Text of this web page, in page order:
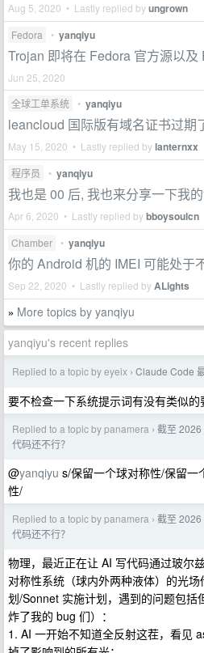
Aug 5, 2020 • Lastly replied byungrown
Fedora • yanqiyu
Trojan 即将在 Fedora 官方源以及
Jun 25, 2020
全球工单系统
• yanqiyu
leancloud 国际版有域名证书过期
May 15, 2020 • Lastly replied bylanternxx
程序员 • yanqiyu
我也是 00 后, 我也来分享一下我
Apr 6, 2020 • Lastly replied bybboysoulcn
Chamber • yanqiyu
你的 Android 机的 IMEI 可能处于
Sep 22, 2020 • Lastly replied byALights
» More topics by yanqiyu
yanqiyu's recent replies
Replied to a topic by eyeix › Claude Code
要不检查一下系统提示词有没有类似的
Replied to a topic by panamera › 截至 2026
代码还不行？
@yanqiyu s/保留一个球对称性/保留
性/
Replied to a topic by panamera › 截至 2026
代码还不行？
物理，最近正在让 AI 写代码通过玻尔
对称性系统（球内外两种液体）的光
划/Sonnet 实施计划，遇到的问题包括
炸了我的 bug 们）：
1. AI 一开始不知道全反射这茬，看见